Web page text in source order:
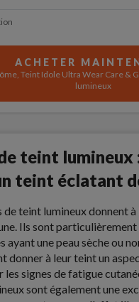
ACHETER
Teint Idole Ultra Wear Care &
lumineux
teint lumineux
teint éclatant
de teint lumineux donnent à
Ils sont
ayant une peau sèche ou
donner à leur teint un
les signes de fatigue
sont également une